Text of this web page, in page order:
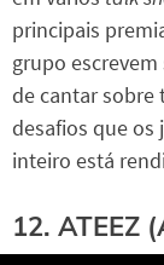
principais
grupo
de cantar sobre
desafios que os
inteiro está
12. ATEEZ